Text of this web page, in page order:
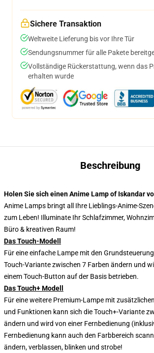
Sichere Transaktion
Weltweite Lieferung bis vor Ihre Tür
Sendungsnummer für alle Pakete
Vollständige Rückerstattung, wenn das
erhalten wurde
Beschreibung
Holen Sie sich einen Anime Lamp of Iskandar
Anime Lamps bringt all Ihre Lieblings-Anime-
zum Leben! Illuminate Ihr Schlafzimmer,
Büro & kreativen Raum!
Das Touch-Modell
Für eine einfache Lampe mit den
Touch-Variante zwischen 7 Farben ändern und
einem Touch-Button auf der Basis betrieben.
Das Touch+ Modell
Für eine weitere Premium-Lampe mit
und Funktionen kann sich die Touch+-Variante
ändern und wird von einer Fernbedienung
Fernbedienung kann auch den Farbbereich
ändern, verblassen, blinken und strobe!